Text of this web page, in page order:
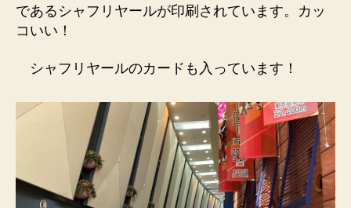
であるシャフリヤールが印刷されています。カッ
コいい！
シャフリヤールのカードも入っています！